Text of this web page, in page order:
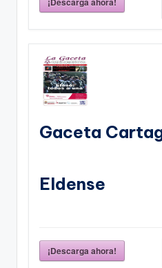
Gaceta
Eldense
¡Descarga ahora!